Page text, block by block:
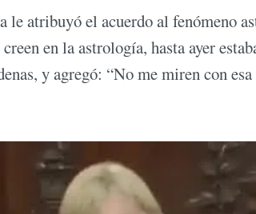
le atribuyó el acuerdo al fenómeno
en la astrología, hasta ayer
y agregó: “No me miren con